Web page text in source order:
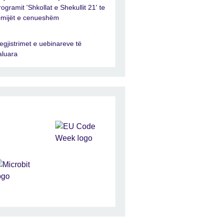
'Shkollat e Shekullit 21' te
e cenueshëm
e uebinareve të